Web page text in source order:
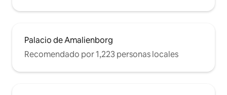
Palacio de Amalienborg
Recomendado por 1,223 personas locales